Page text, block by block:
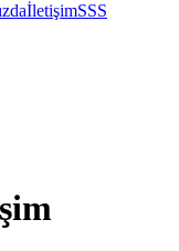
İletişimSSS